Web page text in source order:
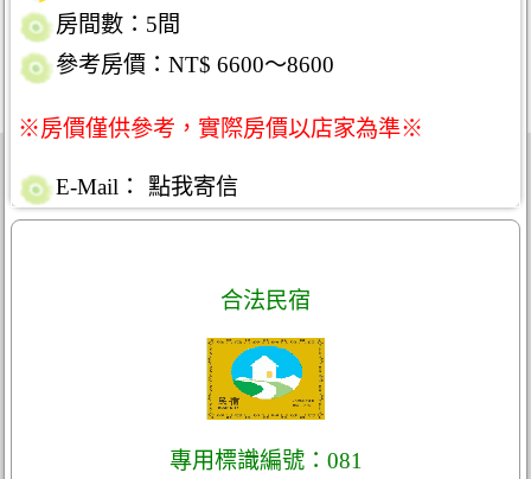
房間數：5間
參考房價：NT$ 6600～8600
※房價僅供參考，實際房價以店家為準※
E-Mail： 點我寄信
合法民宿
專用標識編號：081